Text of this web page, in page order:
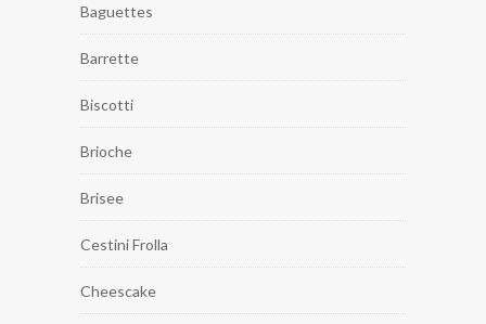
Baguettes
Barrette
Biscotti
Brioche
Brisee
Cestini Frolla
Cheescake